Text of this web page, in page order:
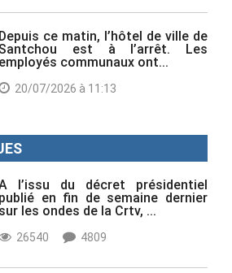
Depuis ce matin, l’hôtel de ville de
est à l’arrêt. Les
employés communaux ont...
20/07/2026 à 11:13
l’issu du décret présidentiel
publié en fin de semaine dernier
sur les ondes de la Crtv, ...
26540 4809